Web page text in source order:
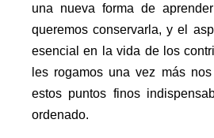
una nueva forma de
queremos conservarla, y el
esencial en la vida de los
les rogamos una vez más
estos puntos finos
ordenado.